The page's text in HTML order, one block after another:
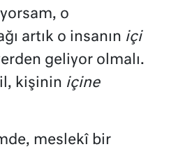
o
artık o insanın içi
geliyor olmalı.
kişinin içine
meslekî bir